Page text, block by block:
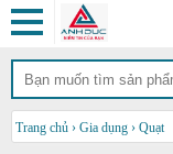
Trang chủ › Gia dụng › Quạt